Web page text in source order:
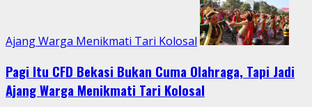
Ajang Warga Menikmati Tari Kolosal
Pagi Itu CFD Bekasi Bukan Cuma Olahraga, Tapi Jadi
Ajang Warga Menikmati Tari Kolosal